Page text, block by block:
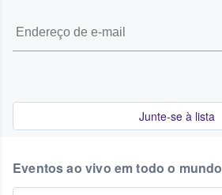
Junte-se à lista
Eventos ao vivo em todo o mundo